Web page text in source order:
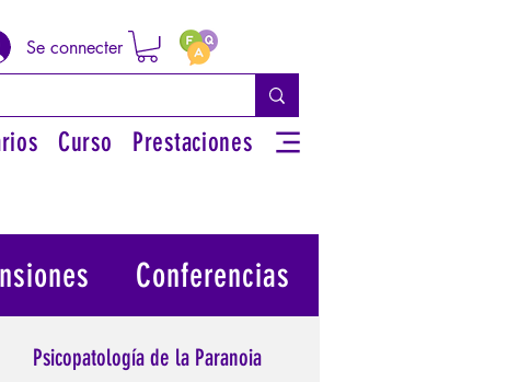
Se connecter
Curso Prestaciones
Psicopatología de la Paranoia
Conferencias